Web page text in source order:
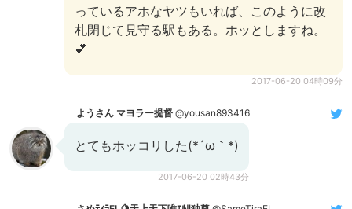
っているアホなヤツもいれば、このように改
札閉じて見守る駅もある。ホッとしますね。
💕
2017-06-20 04時09分
ようさん マヨラー提督 @yousan893416
とてもホッコリした(*´ω｀*)
2017-06-20 02時43分